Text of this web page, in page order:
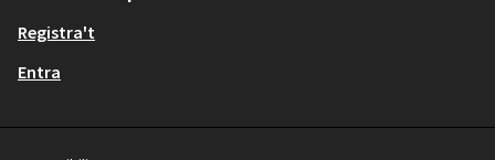
Registra't
Entra